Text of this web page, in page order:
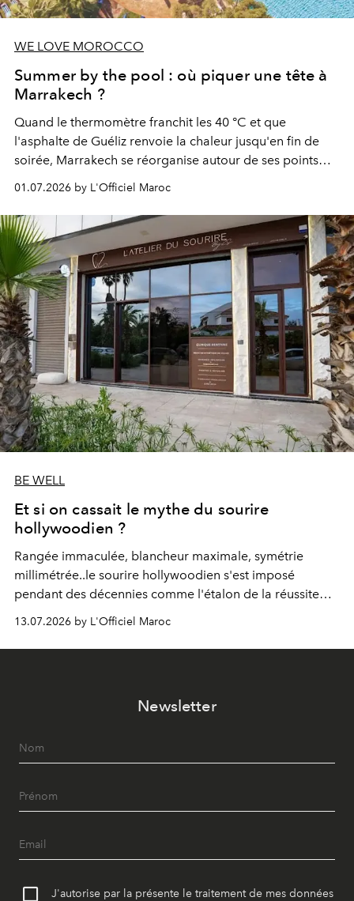
WE LOVE MOROCCO
Summer by the pool : où piquer une tête à
Marrakech ?
Quand le thermomètre franchit les 40 °C et que
l'asphalte de Guéliz renvoie la chaleur jusqu'en fin de
soirée, Marrakech se réorganise autour de ses points
d'eau. À l'Hivernage, le Es Saadi Marrakech Resort ouvre
les portes de son parc de huit hectares et de sa piscine
lagon de 2 400 m² avec trois formules Palace Day Pass
qui permettent d'y passer la journée.
01.07.2026 by L'Officiel Maroc
BE WELL
Et si on cassait le mythe du sourire
hollywoodien ?
Rangée immaculée, blancheur maximale, symétrie
millimétrée..le sourire hollywoodien s'est imposé
pendant des décennies comme l'étalon de la réussite
esthétique. Mais ce que l'on prenait pour un idéal se
révèle être un standard, qui, par définition, gomme ce
qui nous distingue. Aujourd'hui, la dentisterie change de
13.07.2026 by L'Officiel Maroc
Newsletter
J'autorise par la présente le traitement de mes données